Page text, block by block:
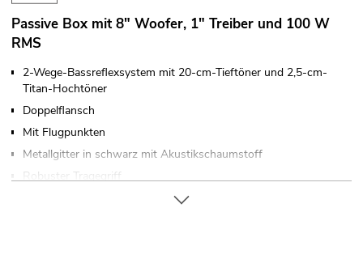
Passive Box mit 8" Woofer, 1" Treiber und 100 W
RMS
2-Wege-Bassreflexsystem mit 20-cm-Tieftöner und 2,5-cm-
Titan-Hochtöner
Doppelflansch
Mit Flugpunkten
Metallgitter in schwarz mit Akustikschaumstoff
Robuster Tragegriff
Einsatzmöglichkeit: Stehend; fliegend; monitoring; auf Stativ